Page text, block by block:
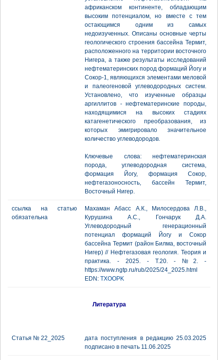
африканском континенте, обладающим
высоким потенциалом, но вместе с тем
остающимся одним из самых
недоизученных. Описаны основные черты
геологического строения бассейна Термит,
расположенного на территории восточного
Нигера, а также результаты исследований
нефтематеринских пород формаций Йогу и
Сокор-1, являющихся элементами меловой
и палеогеновой углеводородных систем.
Установлено, что изученные образцы
аргиллитов - нефтематеринские породы,
находящимися на высоких стадиях
катагенетического преобразования, из
которых эмигрировало значительное
количество углеводородов.
Ключевые слова: нефтематеринская
порода, углеводородная система,
формация Йогу, формация Сокор,
нефтегазоносность, бассейн Термит,
Восточный Нигер.
ссылка на статью
обязательна
Махаман Абасс А.К., Милосердова Л.В.,
Курушина А.С., Гончарук Д.А.
Углеводородный генерационный
потенциал формаций Йогу и Сокор
бассейна Термит (район Билма, восточный
Нигер) // Нефтегазовая геология. Теория и
практика. - 2025. - Т.20. - №2. -
https://www.ngtp.ru/rub/2025/24_2025.html
EDN: TXOOPK
Литература
Статья № 22_2025
дата поступления в редакцию 25.03.2025
подписано в печать 11.06.2025